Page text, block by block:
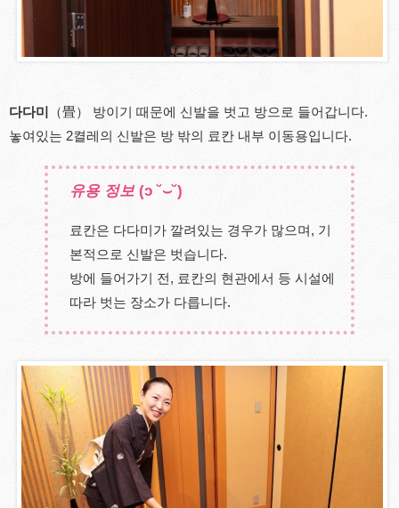
다다미
（畳） 방이기 때문에 신발을 벗고 방으로 들어갑니다.
놓여있는 2켤레의 신발은 방 밖의 료칸 내부 이동용입니다.
유용 정보 (ɔ ˘⌣˘)
료칸은 다다미가 깔려있는 경우가 많으며, 기
본적으로 신발은 벗습니다.
방에 들어가기 전, 료칸의 현관에서 등 시설에
따라 벗는 장소가 다릅니다.